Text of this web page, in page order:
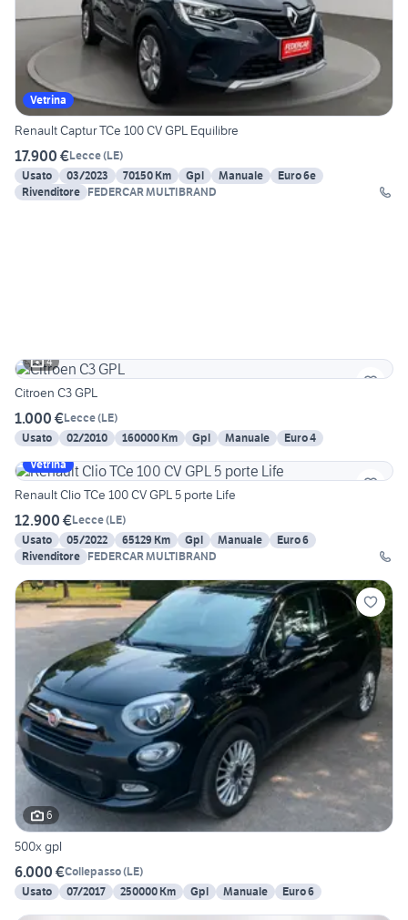
Vetrina
Renault Captur TCe 100 CV GPL Equilibre
17.900 €Lecce(LE)
Usato
03/2023 70150 Km Gpl Manuale
Euro 6e
Rivenditore FEDERCAR MULTIBRAND
4
Citroen C3 GPL
1.000 €Lecce(LE)
Usato
02/2010 160000 Km Gpl Manuale
Euro 4
Vetrina
Renault Clio TCe 100 CV GPL 5 porte Life
12.900 €Lecce(LE)
Usato
05/2022 65129 Km Gpl Manuale
Euro 6
Rivenditore FEDERCAR MULTIBRAND
6
500x gpl
6.000 €Collepasso(LE)
Usato
07/2017 250000 Km Gpl Manuale Euro 6